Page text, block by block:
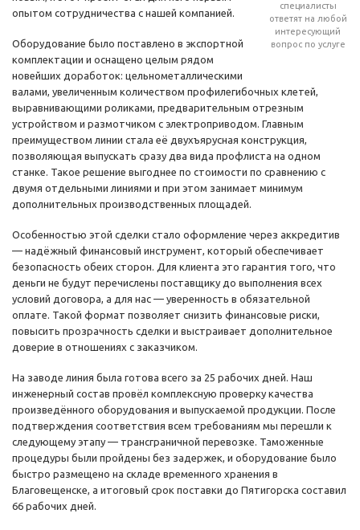
специалисты
ответят на любой
интересующий
вопрос по услуге
опытом сотрудничества с нашей компанией.
Оборудование было поставлено в экспортной
комплектации и оснащено целым рядом
новейших доработок: цельнометаллическими
валами, увеличенным количеством профилегибочных клетей,
выравнивающими роликами, предварительным отрезным
устройством и размотчиком с электроприводом. Главным
преимуществом линии стала её двухъярусная конструкция,
позволяющая выпускать сразу два вида профлиста на одном
станке. Такое решение выгоднее по стоимости по сравнению с
двумя отдельными линиями и при этом занимает минимум
дополнительных производственных площадей.
Особенностью этой сделки стало оформление через аккредитив
— надёжный финансовый инструмент, который обеспечивает
безопасность обеих сторон. Для клиента это гарантия того, что
деньги не будут перечислены поставщику до выполнения всех
условий договора, а для нас — уверенность в обязательной
оплате. Такой формат позволяет снизить финансовые риски,
повысить прозрачность сделки и выстраивает дополнительное
доверие в отношениях с заказчиком.
На заводе линия была готова всего за 25 рабочих дней. Наш
инженерный состав провёл комплексную проверку качества
произведённого оборудования и выпускаемой продукции. После
подтверждения соответствия всем требованиям мы перешли к
следующему этапу — трансграничной перевозке. Таможенные
процедуры были пройдены без задержек, и оборудование было
быстро размещено на складе временного хранения в
Благовещенске, а итоговый срок поставки до Пятигорска составил
66 рабочих дней.